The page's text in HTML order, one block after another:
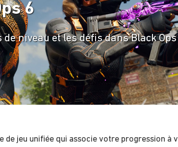
6
niveau et les défis dans Black
de jeu unifiée qui associe votre progression à